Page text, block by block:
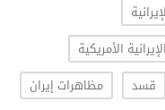
الأمريكية
قسد
مظاهرات إيران